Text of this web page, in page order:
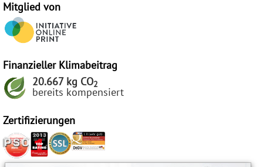
Mitglied von
Finanzieller Klimabeitrag
20.667 kg CO2
bereits kompensiert
Zertifizierungen